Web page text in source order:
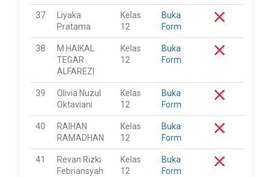
37
Liyaka
Pratama
Kelas
12
Buka
Form
38
M HAIKAL
TEGAR
ALFAREZI
Kelas
12
Buka
Form
39
Olivia Nuzul
Oktaviani
Kelas
12
Buka
Form
40
RAIHAN
RAMADHAN
Kelas
12
Buka
Form
41
Revan Rizki
Febriansyah
Kelas
12
Buka
Form